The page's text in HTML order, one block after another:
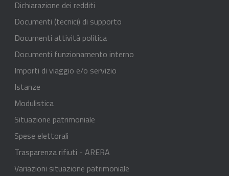
Dichiarazione dei redditi
Documenti (tecnici) di supporto
Documenti attività politica
Documenti funzionamento interno
Importi di viaggio e/o servizio
Istanze
Modulistica
Situazione patrimoniale
Spese elettorali
Trasparenza rifiuti - ARERA
Variazioni situazione patrimoniale